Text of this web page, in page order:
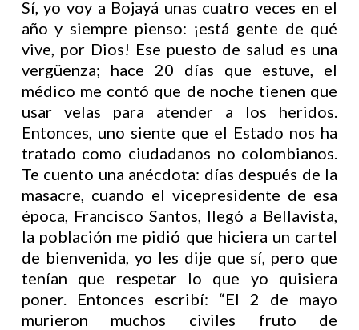
Sí, yo voy a Bojayá unas cuatro veces en el
año y siempre pienso: ¡está gente de qué
vive, por Dios! Ese puesto de salud es una
vergüenza; hace 20 días que estuve, el
médico me contó que de noche tienen que
usar velas para atender a los heridos.
Entonces, uno siente que el Estado nos ha
tratado como ciudadanos no colombianos.
Te cuento una anécdota: días después de la
masacre, cuando el vicepresidente de esa
época, Francisco Santos, llegó a Bellavista,
la población me pidió que hiciera un cartel
de bienvenida, yo les dije que sí, pero que
tenían que respetar lo que yo quisiera
poner. Entonces escribí: “El 2 de mayo
murieron muchos civiles fruto de